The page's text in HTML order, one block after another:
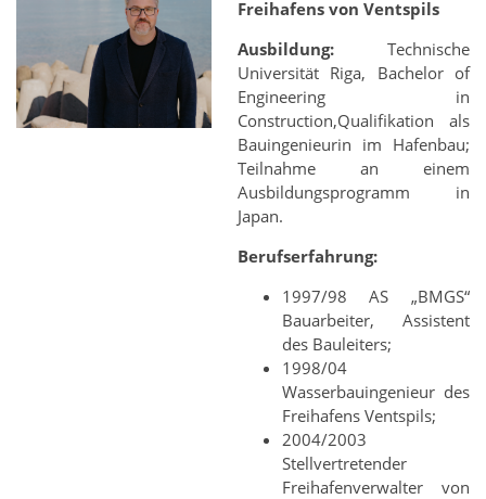
Freihafens von Ventspils
Ausbildung: Technische
Universität Riga, Bachelor of
Engineering in
Construction,Qualifikation als
Bauingenieurin im Hafenbau;
Teilnahme an einem
Ausbildungsprogramm in
Japan.
Berufserfahrung:
1997/98 AS „BMGS“
Bauarbeiter, Assistent
des Bauleiters;
1998/04
Wasserbauingenieur des
Freihafens Ventspils;
2004/2003
Stellvertretender
Freihafenverwalter von